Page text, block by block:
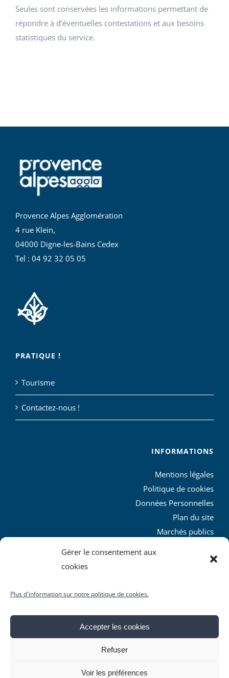
Gérer le consentement aux
cookies
Plus d'information sur notre politique de cookies.
Accepter les cookies
Refuser
Voir les préférences
Seules sont conservées les informations permettant de
répondre à d’éventuelles contestations et aux besoins
statistiques du service.
Provence Alpes Agglomération
4 rue Klein,
04000 Digne-les-Bains Cedex
Tel : 04 92 32 05 05
PRATIQUE !
Tourisme
Contactez-nous !
INFORMATIONS
Mentions légales
Politique de cookies
Données Personnelles
Plan du site
Marchés publics
L’agglo recrute
réservés
Facebook
X YouTubeInstagram